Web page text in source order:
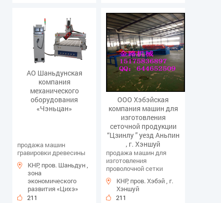
АО Шаньдунская
компания
механического
оборудования
«Чэньцан»
продажа машин
гравировки древесины
КНР, пров. Шаньдун ,
зона
экономического
развития «Цихэ»
211
ООО Хэбэйская
компания машин для
изготовления
сеточной продукции
“Цзинлу ” уезд Аньпин
, г. Хэншуй
продажа машин для
изготовления
проволочной сетки
КНР, пров. Хэбэй , г.
Хэншуй
211